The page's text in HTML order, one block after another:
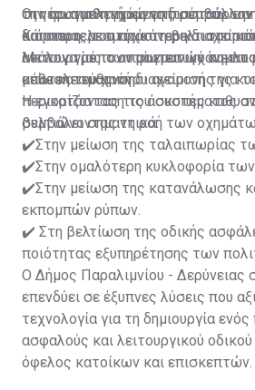
την πραγματική κίνηση,
και αποτελεσματικότερη
στη φωτοελεγχόμενη
Κάππαρη, με στόχο τη
λειτουργίας των φωτεινών
μείωση του χρόνου αναμονής για
Οι νέοι αισθητήρες επιτρέπουν
διάρκειας του πράσινου και του
ανάλογα με τον πραγματικό
κάθε κατεύθυνση.
Με τον τρόπο αυτό επιτυγχάνεται
αποτελεσματική διαχείριση της
περιορίζοντας τις άσκοπες
βελτιώνοντας τη ροή των
Η εγκατάσταση του συστήματος
συμβάλει σημαντικά:
✔️Στην μείωση της ταλαιπωρίας
✔️Στην ομαλότερη κυκλοφορία
✔️Στην μείωση της κατανάλωσης
εκπομπών ρύπων.
✔️ Στη βελτίωση της οδικής
ποιότητας εξυπηρέτησης των
Ο Δήμος Παραλιμνίου - Δερύνειας
επενδύει σε έξυπνες λύσεις που
τεχνολογία για τη δημιουργία
ασφαλούς και λειτουργικού
όφελος κατοίκων και επισκεπτών.